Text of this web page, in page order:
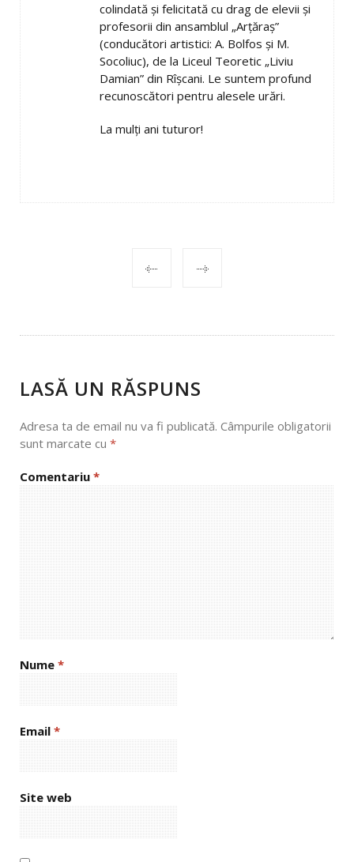
colindată şi felicitată cu drag de elevii şi
profesorii din ansamblul „Arţăraş”
(conducători artistici: A. Bolfos şi M.
Socoliuc), de la Liceul Teoretic „Liviu
Damian” din Rîşcani. Le suntem profund
recunoscători pentru alesele urări.
La mulţi ani tuturor!
NAVIGATION
LASĂ UN RĂSPUNS
Adresa ta de email nu va fi publicată. Câmpurile obligatorii
sunt marcate cu *
Comentariu *
Nume *
Email *
Site web